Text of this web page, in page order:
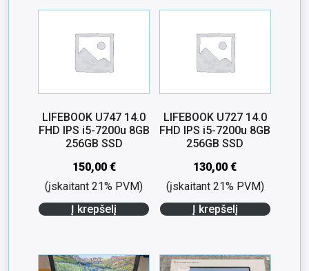
LIFEBOOK U747 14.0
FHD IPS i5-7200u 8GB
256GB SSD
150,00 €
(įskaitant 21% PVM)
Į krepšelį
LIFEBOOK U727 14.0
FHD IPS i5-7200u 8GB
256GB SSD
130,00€
(įskaitant 21% PVM)
Į krepšelį